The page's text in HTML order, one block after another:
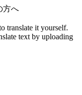
方へ
translate it yourself.
text by uploading